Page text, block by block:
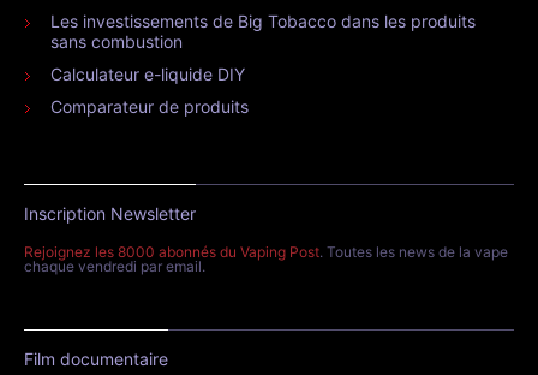
Les investissements de Big Tobacco dans les produits
sans combustion
Calculateur e-liquide DIY
Comparateur de produits
Inscription Newsletter
Rejoignez les 8000 abonnés du Vaping Post. Toutes les news de la vape
chaque vendredi par email.
Film documentaire